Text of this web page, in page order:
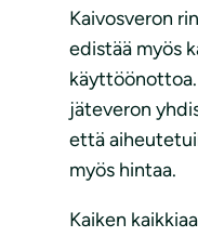
Kaivosveron
edistää myös
jäteveron
että
myös hintaa.
Kaiken